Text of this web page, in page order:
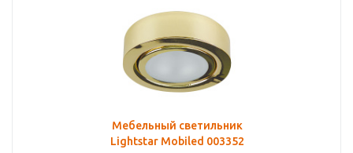
Мебельный светильник
Lightstar Mobiled 003352